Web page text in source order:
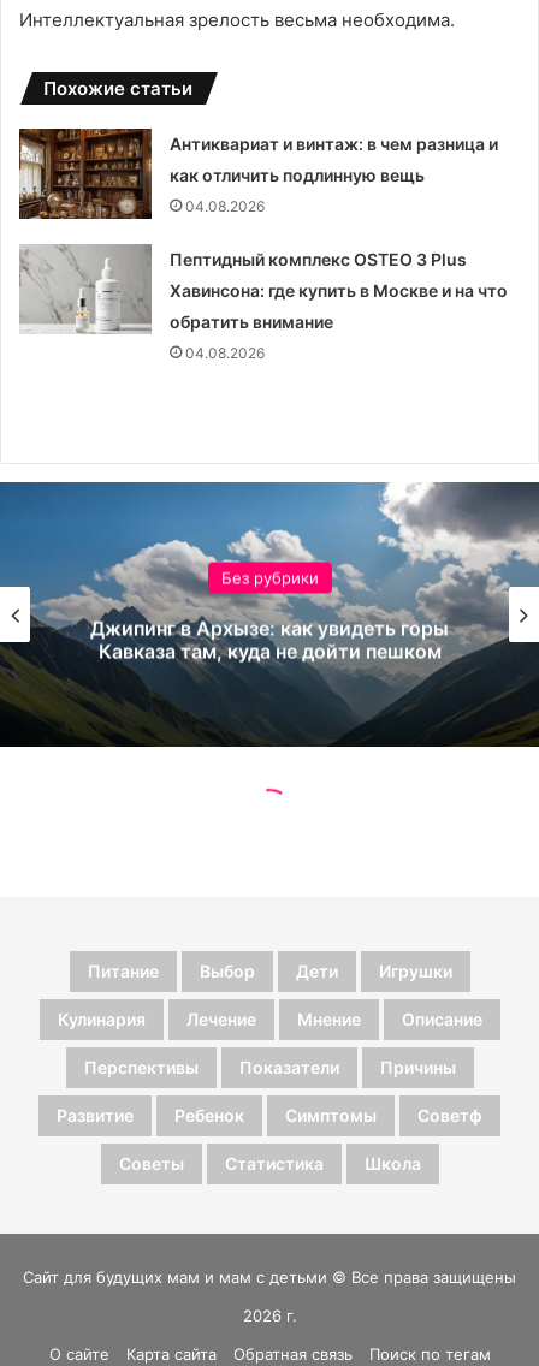
Питание Выбор Дети Игрушки
Кулинария Лечение Мнение Описание
Перспективы Показатели Причины
Развитие Ребенок Симптомы Советф
Советы Статистика Школа
Сайт для будущих мам и мам с детьми © Все права защищены
2026 г.
О сайте
Карта сайта Обратная связь Поиск по тегам